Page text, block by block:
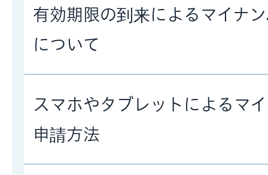
有効期限の到来によるマイナ
について
スマホやタブレットによるマ
申請方法